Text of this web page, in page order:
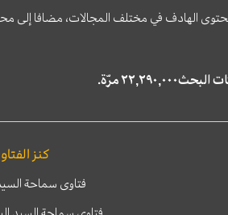
الهادف في مختلف المجالات، مضافا إلى
كنز
فتاوى سماحة